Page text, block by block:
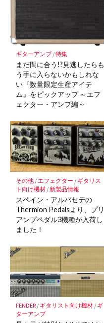
ギターアンプ/特集
まだ間に合う!?見逃したらも
う手に入らないかもしれな
い『数量限定生産アイテ
ム』をピックアップ ～エフ
ェクター・アンプ編～
その他/ エフェクター / ギタリス
ト向け機材/新製品情報
スペイン・アルバセテの
Thermion Pedalsより、プリ
アンプペダル3機種が入荷し
ました！
FENDER/ ギタリスト向け機材/ ギ
ターアンプ